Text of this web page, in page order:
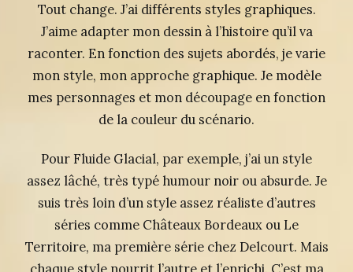
Tout change. J’ai différents styles graphiques.
J’aime adapter mon dessin à l’histoire qu’il va
raconter. En fonction des sujets abordés, je varie
mon style, mon approche graphique. Je modèle
mes personnages et mon découpage en fonction
de la couleur du scénario.
Pour Fluide Glacial, par exemple, j’ai un style
assez lâché, très typé humour noir ou absurde. Je
suis très loin d’un style assez réaliste d’autres
séries comme Châteaux Bordeaux ou Le
Territoire, ma première série chez Delcourt. Mais
chaque style nourrit l’autre et l’enrichi. C’est ma